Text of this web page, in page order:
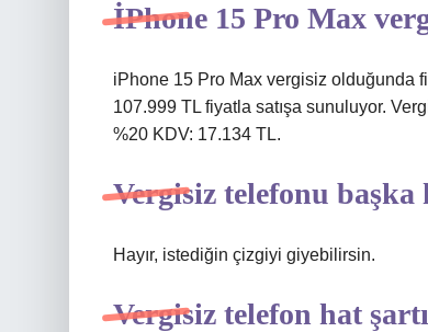
İPhone 15 Pro Max
iPhone 15 Pro Max vergisiz olduğunda
107.999 TL fiyatla satışa sunuluyor.
%20 KDV: 17.134 TL.
Vergisiz telefonu
Hayır, istediğin çizgiyi giyebilirsin.
Vergisiz telefon hat